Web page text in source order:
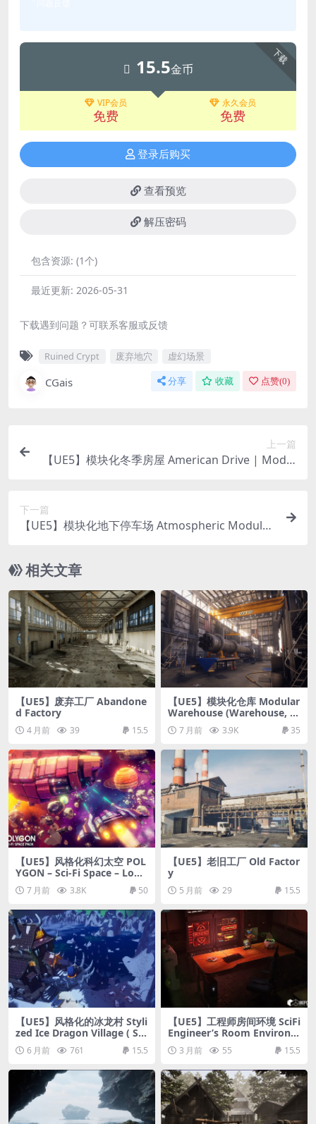
下载
15.5金币
VIP会员
免费
永久会员
免费
登录后购买
查看预览
解压密码
包含资源: (1个)
最近更新: 2026-05-31
下载遇到问题？可联系客服或反馈
Ruined Crypt 废弃地穴 虚幻场景
CGais 分享 收藏 点赞(0)
上一篇
【UE5】模块化冬季房屋 American Drive | Modul
下一篇
【UE5】模块化地下停车场 Atmospheric Modular
相关文章
【UE5】废弃工厂 Abandone
d Factory
4 月前 39 15.5
【UE5】模块化仓库 Modular
Warehouse (Warehouse, In
dustrial Warehouse, Hanga
r, Factory, Warehouse)
7 月前 3.9K 35
【UE5】风格化科幻太空 POL
YGON – Sci-Fi Space – Low
Poly Modular Space Game
Assets
7 月前 3.8K 50
【UE5】老旧工厂 Old Factor
y
5 月前 29 15.5
【UE5】风格化的冰龙村 Styli
zed Ice Dragon Village ( Sty
lized Stylized Stylized Ice D
ragon Village 3D )
6 月前 761 15.5
【UE5】工程师房间环境 SciFi
Engineer’s Room Environm
ent (Interior, Modular, Ligh
t, Sci-Fi, Robot)
3 月前 55 15.5